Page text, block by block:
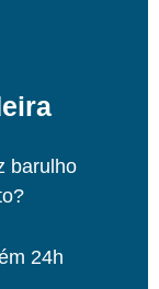
barulho
24h